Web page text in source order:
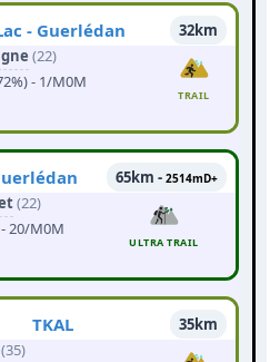
- Guerlédan
32km
(22)
- 1/M0M
TRAIL
65km - 2514mD+
(22)
20/M0M
ULTRA TRAIL
TKAL
35km
(35)